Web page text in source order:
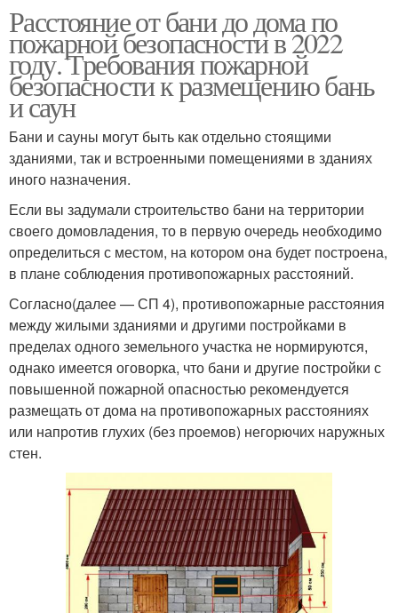
Расстояние от бани до дома по
пожарной безопасности в 2022
году. Требования пожарной
безопасности к размещению бань
и саун
Бани и сауны могут быть как отдельно стоящими
зданиями, так и встроенными помещениями в зданиях
иного назначения.
Если вы задумали строительство бани на территории
своего домовладения, то в первую очередь необходимо
определиться с местом, на котором она будет построена,
в плане соблюдения противопожарных расстояний.
Согласно(далее — СП 4), противопожарные расстояния
между жилыми зданиями и другими постройками в
пределах одного земельного участка не нормируются,
однако имеется оговорка, что бани и другие постройки с
повышенной пожарной опасностью рекомендуется
размещать от дома на противопожарных расстояниях
или напротив глухих (без проемов) негорючих наружных
стен.